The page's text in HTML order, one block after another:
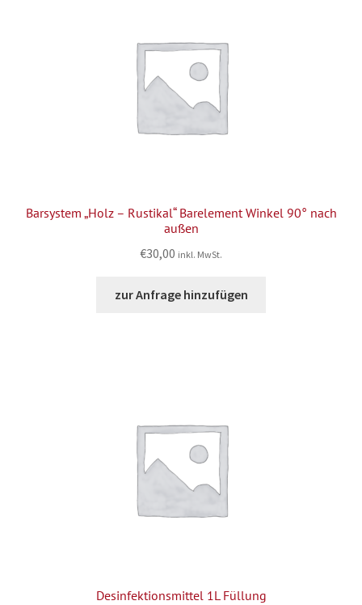
Barsystem „Holz – Rustikal“ Barelement Winkel 90° nach
außen
€30,00 inkl. MwSt.
zur Anfrage hinzufügen
Desinfektionsmittel 1L Füllung